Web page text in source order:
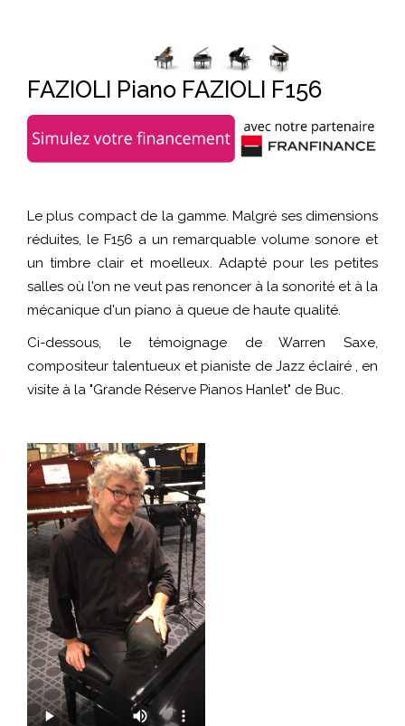
FAZIOLI Piano FAZIOLI F156
Le plus compact de la gamme. Malgré ses dimensions
réduites, le F156 a un remarquable volume sonore et
un timbre clair et moelleux. Adapté pour les petites
salles où l'on ne veut pas renoncer à la sonorité et à la
mécanique d'un piano à queue de haute qualité.
Ci-dessous, le témoignage deWarren Saxe,
compositeur talentueux et pianiste de Jazz éclairé , en
visite à la "Grande Réserve Pianos Hanlet" de Buc.